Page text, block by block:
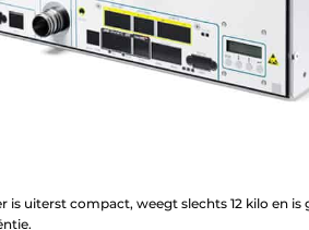
is uiterst compact, weegt slechts 12 kilo en